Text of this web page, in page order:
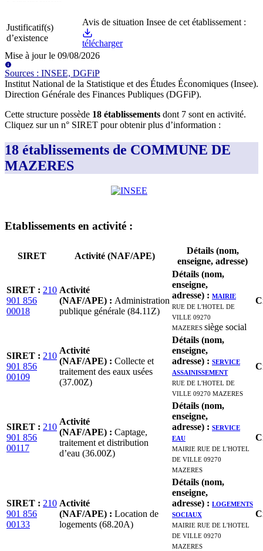
Justificatif(s)
d’existence
Avis de situation Insee de cet établissement :
télécharger
Mise à jour le 09/08/2026
Sources : INSEE, DGFiP
Institut National de la Statistique et des Études Économiques (Insee).
Direction Générale des Finances Publiques (DGFiP).
Cette structure possède 18 établissements dont 7 sont en activité.
Cliquez sur un n° SIRET pour obtenir plus d’information :
18 établissements de COMMUNE DE
MAZERES
Etablissements en activité :
SIRET Activité (NAF/APE)
Détails (nom,
enseigne, adresse)
SIRET : 210
901 856
00018
Activité
(NAF/APE) : Administration
publique générale (84.11Z)
Détails (nom,
enseigne,
adresse) : MAIRIE
RUE DE L'HOTEL DE
VILLE 09270
MAZERESsiège social
SIRET : 210
901 856
00109
Activité
(NAF/APE) : Collecte et
traitement des eaux usées
(37.00Z)
Détails (nom,
enseigne,
adresse) : SERVICE
ASSAINISSEMENT
RUE DE L'HOTEL DE
VILLE 09270 MAZERES
SIRET : 210
901 856
00117
Activité
(NAF/APE) : Captage,
traitement et distribution
d’eau (36.00Z)
Détails (nom,
enseigne,
adresse) : SERVICE
EAU
MAIRIE RUE DE L'HOTEL
DE VILLE 09270
MAZERES
SIRET : 210
901 856
00133
Activité
(NAF/APE) : Location de
logements (68.20A)
Détails (nom,
enseigne,
adresse) : LOGEMENTS
SOCIAUX
MAIRIE RUE DE L'HOTEL
DE VILLE 09270
MAZERES